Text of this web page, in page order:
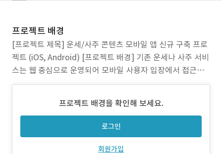
프로젝트 배경
[프로젝트 제목] 운세/사주 콘텐츠 모바일 앱 신규 구축 프로
젝트 (iOS, Android) [프로젝트 배경] 기존 운세나 사주 서비
스는 웹 중심으로 운영되어 모바일 사용자 입장에서 접근성
이 낮고 사용이 불편했습니다. 특히 반응형 웹 구조로는 디바
랙티브 콘텐츠 구현에도 한계가 있었습니다. 또한 서비스가
단순 조회형에 머물러 있어 이용자들이
프로젝트 배경을 확인해 보세요.
로그인
회원가입